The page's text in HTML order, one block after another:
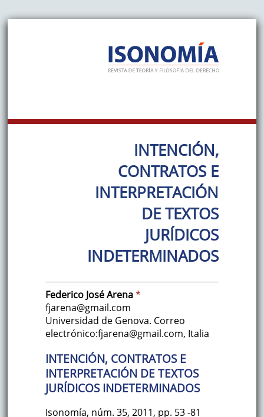
INTENCIÓN,
CONTRATOS E
INTERPRETACIÓN
DE TEXTOS
JURÍDICOS
INDETERMINADOS
Federico José Arena *
fjarena@gmail.com
Universidad de Genova. Correo
electrónico:fjarena@gmail.com, Italia
INTENCIÓN, CONTRATOS E
INTERPRETACIÓN DE TEXTOS
JURÍDICOS INDETERMINADOS
Isonomía, núm. 35, 2011, pp. 53-81